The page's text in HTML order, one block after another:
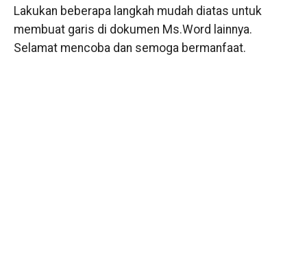
Lakukan beberapa langkah mudah diatas untuk
membuat garis di dokumen Ms.Word lainnya.
Selamat mencoba dan semoga bermanfaat.